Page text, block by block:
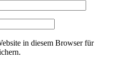
in diesem Browser für